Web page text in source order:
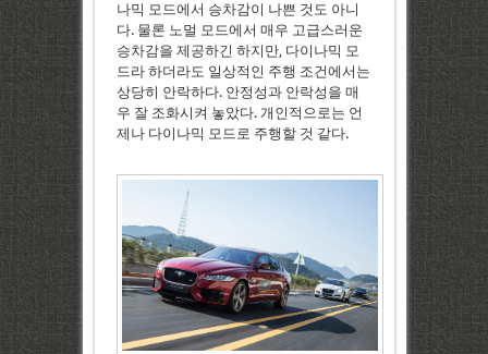
나믹 모드에서 승차감이 나쁜 것도 아니
다. 물론 노멀 모드에서 매우 고급스러운
승차감을 제공하긴 하지만, 다이나믹 모
드라 하더라도 일상적인 주행 조건에서는
상당히 안락하다. 안정성과 안락성을 매
우 잘 조화시켜 놓았다. 개인적으로는 언
제나 다이나믹 모드로 주행할 것 같다.